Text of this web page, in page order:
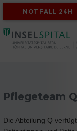
NOTFALL 24H
Pflegeteam Q
Die Abteilung Q